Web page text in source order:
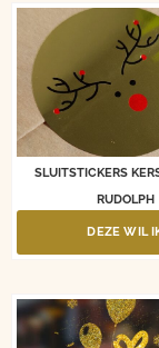
SLUITSTICKERS
RUDOLPH
DEZE WIL